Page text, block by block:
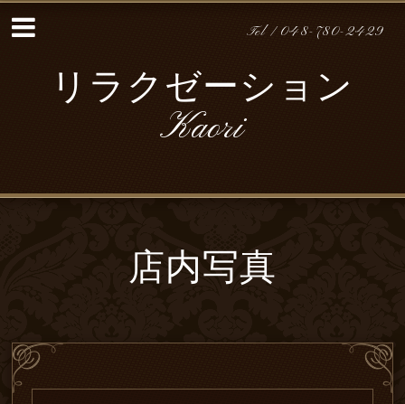
Tel / 048-780-2429
リラクゼーション
Kaori
店内写真